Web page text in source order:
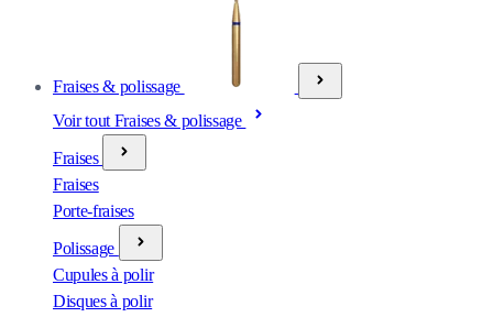
Fraises & polissage
Voir tout Fraises & polissage
Fraises
Fraises
Porte-fraises
Polissage
Cupules à polir
Disques à polir